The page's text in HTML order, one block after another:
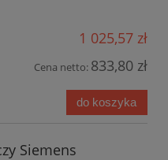
1 025,57 zł
Cena netto: 833,80 zł
do koszyka
Siemens